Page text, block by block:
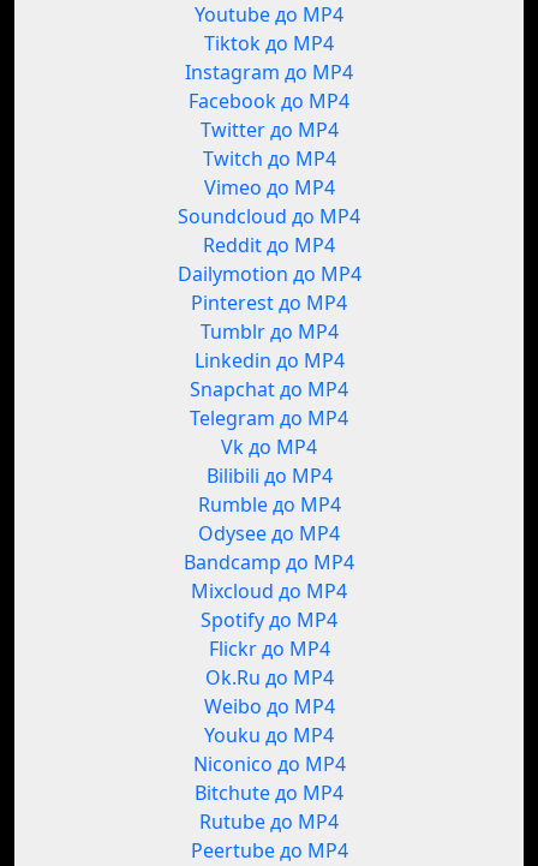
Youtube до MP4
Tiktok до MP4
Instagram до MP4
Facebook до MP4
Twitter до MP4
Twitch до MP4
Vimeo до MP4
Soundcloud до MP4
Reddit до MP4
Dailymotion до MP4
Pinterest до MP4
Tumblr до MP4
Linkedin до MP4
Snapchat до MP4
Telegram до MP4
Vk до MP4
Bilibili до MP4
Rumble до MP4
Odysee до MP4
Bandcamp до MP4
Mixcloud до MP4
Spotify до MP4
Flickr до MP4
Ok.Ru до MP4
Weibo до MP4
Youku до MP4
Niconico до MP4
Bitchute до MP4
Rutube до MP4
Peertube до MP4